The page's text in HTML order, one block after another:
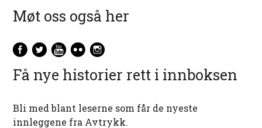
Møt oss også her
Få nye historier rett i innboksen
Bli med blant leserne som får de nyeste
innleggene fra Avtrykk.